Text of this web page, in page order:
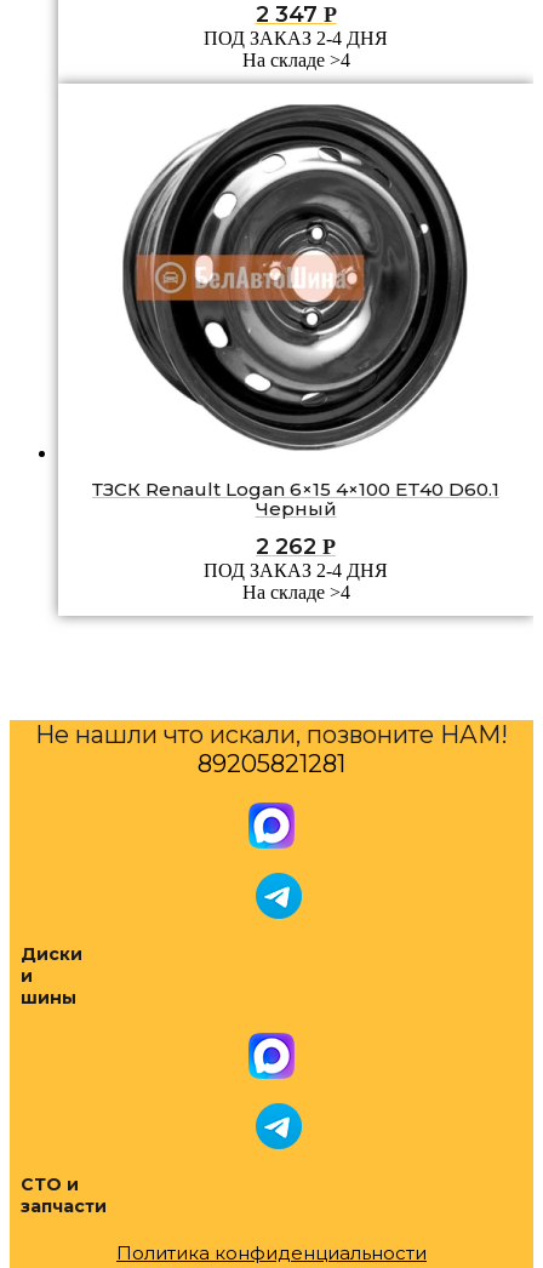
2 347 Р
ПОД ЗАКАЗ 2-4 ДНЯ
На складе >4
ТЗСК Renault Logan 6×15 4×100 ET40 D60.1
Черный
2 262 Р
ПОД ЗАКАЗ 2-4 ДНЯ
На складе >4
Не нашли что искали, позвоните НАМ!
89205821281
Диски
и
шины
СТО и
запчасти
Политика конфиденциальности